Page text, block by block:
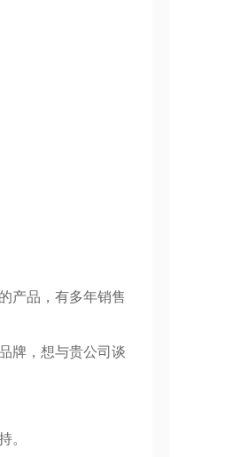
产品，有多年销售
牌，想与贵公司谈
。